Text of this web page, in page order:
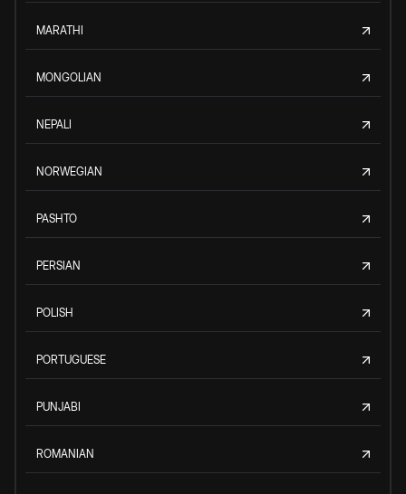
MARATHI
MONGOLIAN
NEPALI
NORWEGIAN
PASHTO
PERSIAN
POLISH
PORTUGUESE
PUNJABI
ROMANIAN